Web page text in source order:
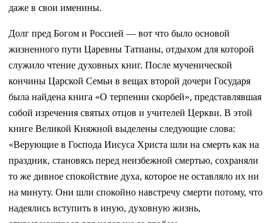
даже в свои именины.
Долг пред Богом и Россией — вот что было основой
жизненного пути Царевны Татианы, отдыхом для которой
служило чтение духовных книг. После мученической
кончины Царской Семьи в вещах второй дочери Государя
была найдена книга «О терпении скорбей», представлявшая
собой изречения святых отцов и учителей Церкви. В этой
книге Великой Княжной выделены следующие слова:
«Верующие в Господа Иисуса Христа шли на смерть как на
праздник, становясь перед неизбежной смертью, сохраняли
то же дивное спокойствие духа, которое не оставляло их ни
на минуту. Они шли спокойно навстречу смерти потому, что
надеялись вступить в иную, духовную жизнь,